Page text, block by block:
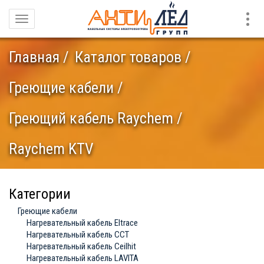
Навигация
Главная
Каталог товаров
Греющие кабели
Греющий кабель Raychem
Raychem KTV
Категории
Греющие кабели
Нагревательный кабель Eltrace
Нагревательный кабель ССТ
Нагревательный кабель Ceilhit
Нагревательный кабель LAVITA